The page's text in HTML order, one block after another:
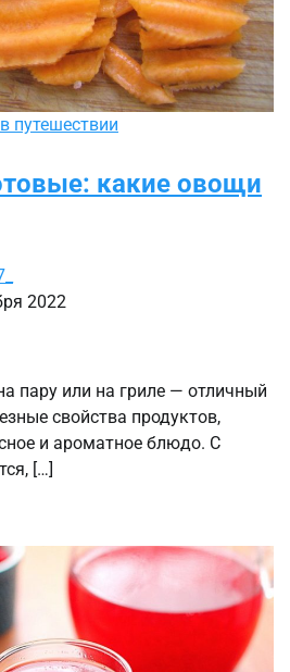
путешествии
какие овощи
2022
пару или на гриле — отличный
свойства продуктов,
и ароматное блюдо. С
[…]